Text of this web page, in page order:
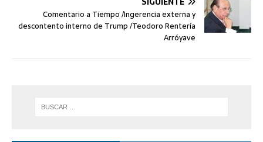
Comentario a Tiempo /Ingerencia externa y
descontento interno de Trump /Teodoro Rentería
Arróyave